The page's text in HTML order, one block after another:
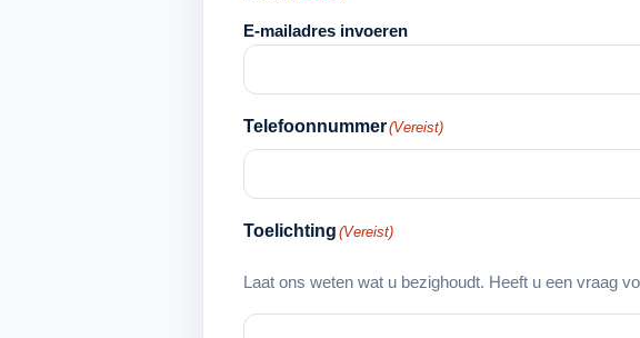
E-mailadres invoeren
Telefoonnummer(Vereist)
Toelichting (Vereist)
Laat ons weten wat u bezighoudt. Heeft u een vraag